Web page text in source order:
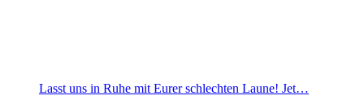
Lasst uns in Ruhe mit Eurer schlechten Laune! Jet…